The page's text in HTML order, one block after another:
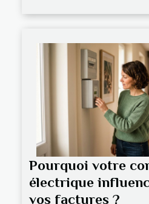
Pourquoi votre
électrique
vos factures ?